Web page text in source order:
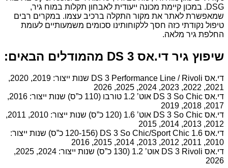
DSG. במכון קיימת מכונה ייעודית לאבחון תקלות במוח גיר,
שמאפשרת לאתר את מקור התקלה ברכיב עצמו. במקרים רבים
טיפול נקודתי כזה חסך ללקוחותינו סכומים משמעותיים לעומת
החלפת גיר מלאה.
שיפוץ גיר די.אס DS 3 מהמודלים הבאים:
די.אס DS 3 Performance Line / Rivoli שנות ייצור: 2019, 2020,
2021, 2022, 2023, 2024, 2025, 2026
די.אס DS 3 So Chic אוט’ 1.2 טורבו (110 כ”ס) שנות ייצור: 2016,
2017, 2018, 2019
די.אס DS 3 So Chic אוט’ 1.6 (120 כ”ס) שנות ייצור: 2010, 2011,
2012, 2013, 2014, 2015
די.אס DS 3 So Chic/Sport Chic 1.6 (120-156 כ”ס) שנות ייצור:
2010, 2011, 2012, 2013, 2014, 2015, 2016
די.אס DS 3 Rivoli אוט’ 1.2 (130 כ”ס) שנות ייצור: 2024, 2025,
2026